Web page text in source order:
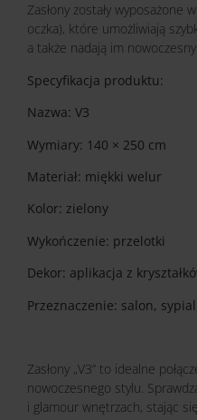
Zasłony zostały wyposażone
oczka), które umożliwiają
a także nadają im
Specyfikacja produktu:
Nazwa: V3
Wymiary: 140 × 250 cm
Materiał: miękki welur
Kolor: zielony
Wykończenie: przelotki
Dekor: aplikacja z
Przeznaczenie: salon,
Zasłony „V3” to idealne
nowoczesnego stylu.
i glamour wnętrzach, stając